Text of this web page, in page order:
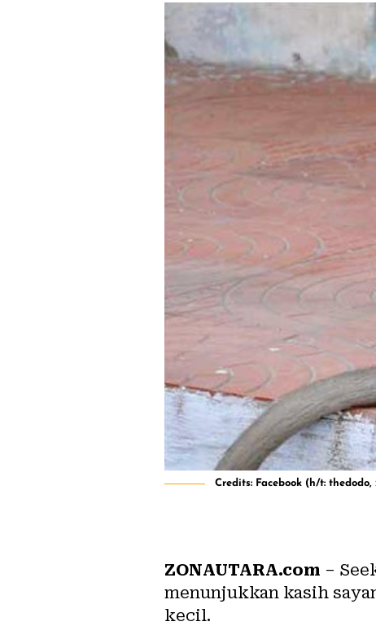
Credits: Facebook (h/t: thedodo,
ZONAUTARA.com –
menunjukkan kasih
kecil.